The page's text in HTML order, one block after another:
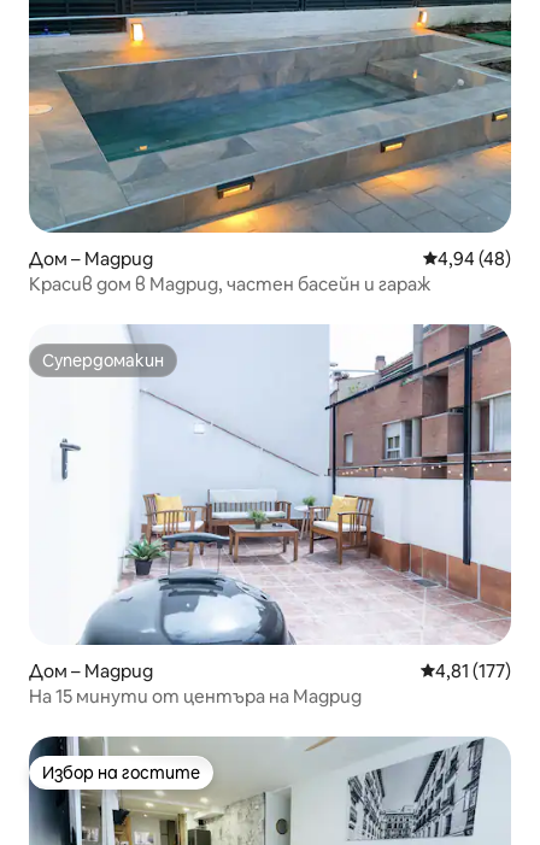
Дом – Мадрид Средна
4,94 (48)
Красив дом в Мадрид, частен басейн и гараж
Супердомакин
Супердомакин
Дом – Мадрид Средна
4,81 (177)
На 15 минути от центъра на Мадрид
Избор на гостите
Избор на гостите